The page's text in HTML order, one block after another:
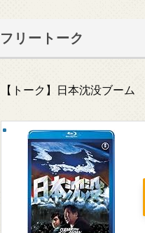
フリートーク
【トーク】日本沈没ブーム